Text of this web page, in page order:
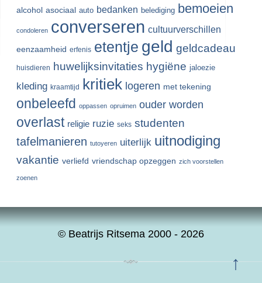
↑
alcohol asociaal auto bedanken belediging bemoeien
condoleren converseren cultuurverschillen
eenzaamheid erfenis etentje geld geldcadeau
huisdieren huwelijksinvitaties hygiëne jaloezie
kleding kraamtijd kritiek logeren met tekening
onbeleefd oppassen opruimen ouder worden
overlast religie ruzie seks studenten
tafelmanieren tutoyeren uiterlijk uitnodiging
vakantie verliefd vriendschap opzeggen zich voorstellen
zoenen
© Beatrijs Ritsema 2000 - 2026